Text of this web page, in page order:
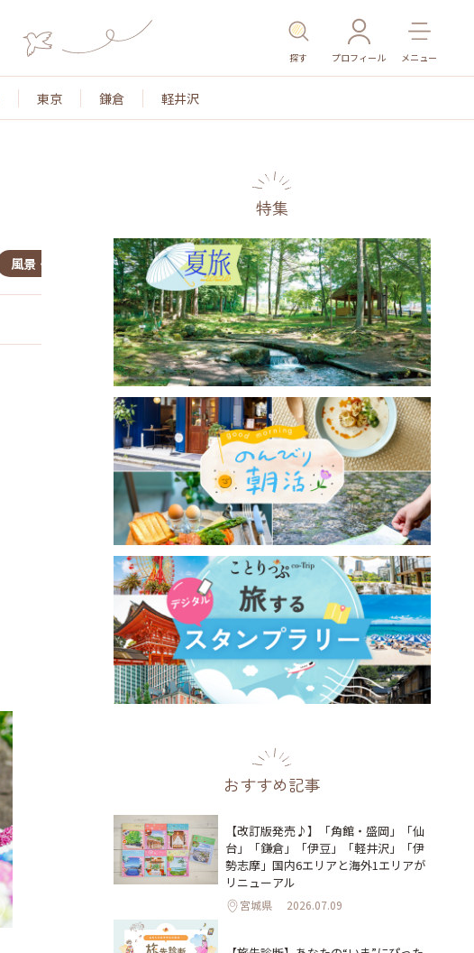
探す プロフィール メニュー
東京 鎌倉 軽井沢
風景・景色 名所・旧跡 温泉・スパ その他施設 ごはん
特集
おすすめ記事
【改訂版発売♪】「角館・盛岡」「仙
台」「鎌倉」「伊豆」「軽井沢」「伊
勢志摩」国内6エリアと海外1エリアが
リニューアル
宮城県 2026.07.09